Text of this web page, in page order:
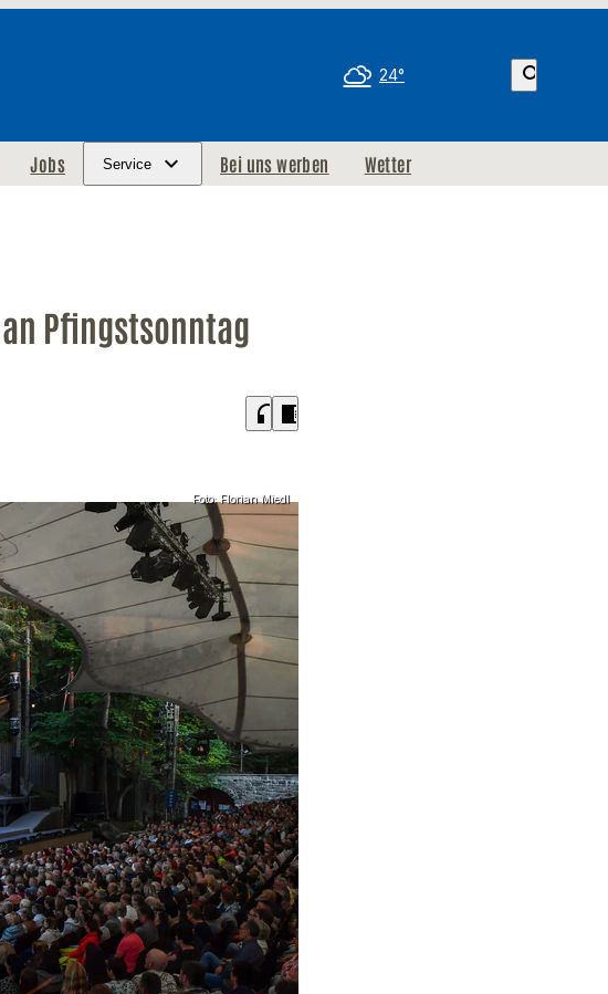
24° search
Jobs Service Bei uns werben Wetter
Pfingstsonntag
headphones chrome_reader_mode
Foto: Florian Miedl